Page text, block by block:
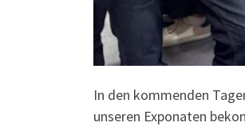
In den kommenden
unseren Exponaten